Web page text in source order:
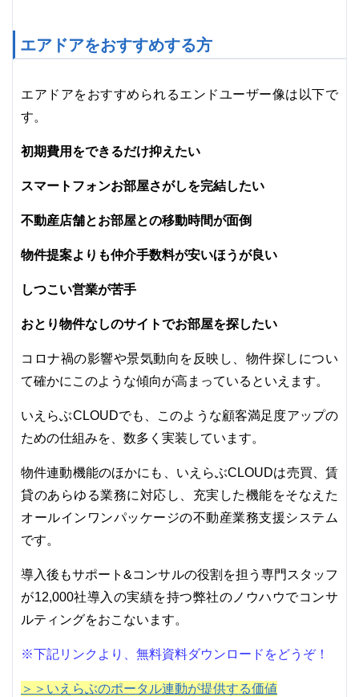
エアドアをおすすめする方
エアドアをおすすめられるエンドユーザー像は以下で
す。
初期費用をできるだけ抑えたい
スマートフォンお部屋さがしを完結したい
不動産店舗とお部屋との移動時間が面倒
物件提案よりも仲介手数料が安いほうが良い
しつこい営業が苦手
おとり物件なしのサイトでお部屋を探したい
コロナ禍の影響や景気動向を反映し、物件探しについ
て確かにこのような傾向が高まっているといえます。
いえらぶCLOUDでも、このような顧客満足度アップの
ための仕組みを、数多く実装しています。
物件連動機能のほかにも、いえらぶCLOUDは売買、賃
貸のあらゆる業務に対応し、充実した機能をそなえた
オールインワンパッケージの不動産業務支援システム
です。
導入後もサポート&コンサルの役割を担う専門スタッフ
が12,000社導入の実績を持つ弊社のノウハウでコンサ
ルティングをおこないます。
※下記リンクより、無料資料ダウンロードをどうぞ！
＞＞いえらぶのポータル連動が提供する価値